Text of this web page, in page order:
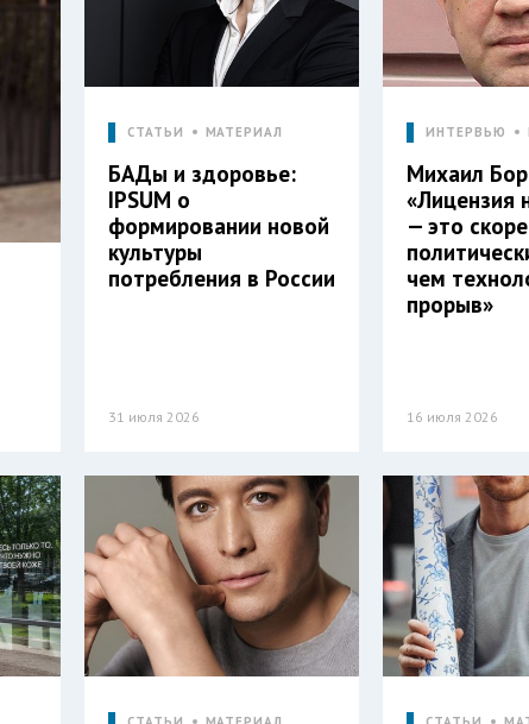
СТАТЬИ МАТЕРИАЛ
БАДы и здоровье:
IPSUM о
формировании новой
культуры
потребления в России
31 июля 2026
ИНТЕРВЬЮ
Михаил
«Лицензия
— это
чем
прорыв»
16 июля 2026